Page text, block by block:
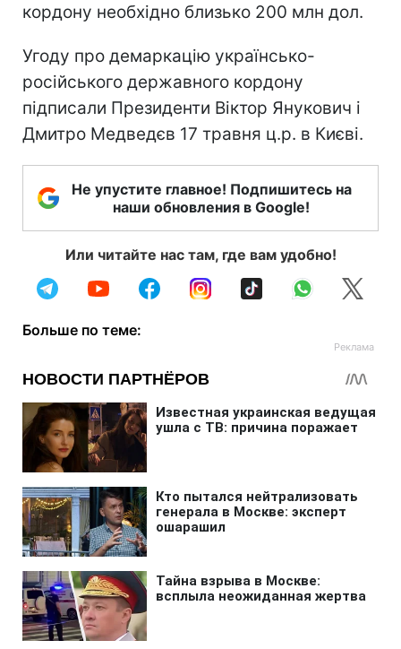
кордону необхідно близько 200 млн дол.
Угоду про демаркацію українсько-
російського державного кордону
підписали Президенти Віктор Янукович і
Дмитро Медведєв 17 травня ц.р. в Києві.
Не упустите главное! Подпишитесь на
наши обновления в Google!
Или читайте нас там, где вам удобно!
Больше по теме: